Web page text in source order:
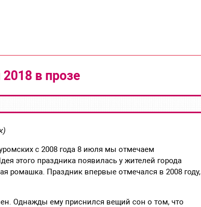
в прозе
с 2008 года 8 июля мы отмечаем
этого праздника появилась у жителей города
ромашка. Праздник впервые отмечался в 2008 году,
Однажды ему приснился вещий сон о том, что